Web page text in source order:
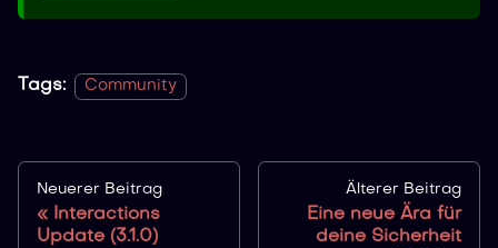
Tags: Community
Neuerer Beitrag
Interactions
Update (3.1.0)
Älterer Beitrag
Eine neue Ära für
deine Sicherheit